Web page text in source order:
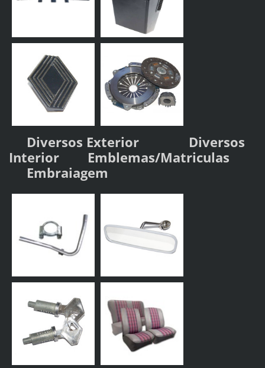
Diversos Exterior Diversos
Interior Emblemas/Matriculas
Embraiagem